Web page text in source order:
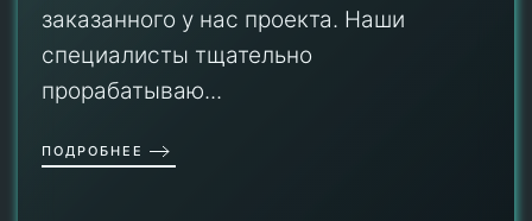
заказанного у нас проекта. Наши
специалисты тщательно
прорабатываю...
ПОДРОБНЕЕ